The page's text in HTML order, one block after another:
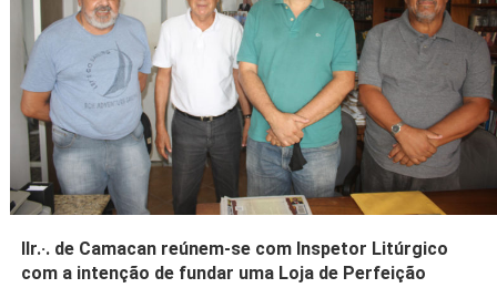
IIr.·. de Camacan reúnem-se com Inspetor Litúrgico
com a intenção de fundar uma Loja de Perfeição